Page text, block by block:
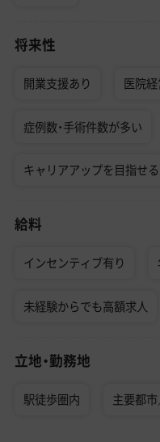
将来性
開業支援あり 医院
症例数・手術件数が多い
キャリアアップを目指せる
給料
インセンティブ有り
未経験からでも高額求人
立地・勤務地
駅徒歩圏内 主要都